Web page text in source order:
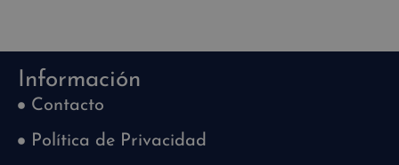
Información
Contacto
Política de Privacidad